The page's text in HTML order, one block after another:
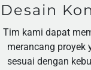
Desain
Tim kami dapat
merancang proyek
sesuai dengan